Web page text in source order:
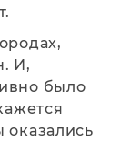
И,
было